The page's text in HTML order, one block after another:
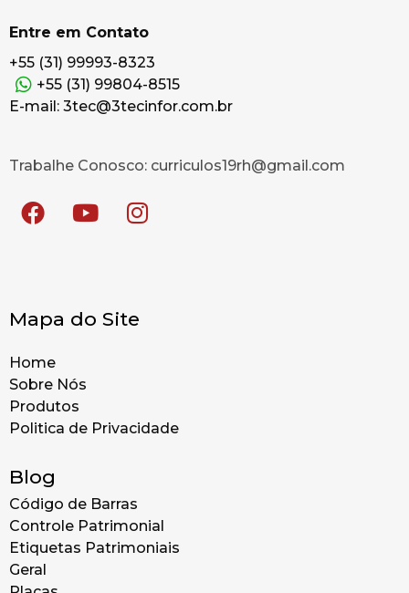
Entre em Contato
+55 (31) 99993-8323
+55 (31) 99804-8515
E-mail: 3tec@3tecinfor.com.br
Trabalhe Conosco: curriculos19rh@gmail.com
Mapa do Site
Home
Sobre Nós
Produtos
Politica de Privacidade
Blog
Código de Barras
Controle Patrimonial
Etiquetas Patrimoniais
Geral